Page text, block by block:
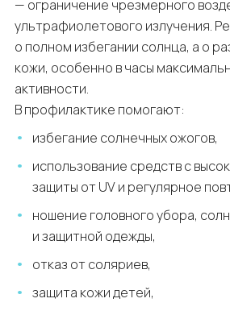
— ограничение чрезмерного
ультрафиолетового излучения.
о полном избегании солнца, а о
кожи, особенно в часы
активности.
В профилактике помогают:
избегание солнечных ожогов,
использование средств с
защиты от UV и регулярное
ношение головного убора,
и защитной одежды,
отказ от соляриев,
защита кожи детей,